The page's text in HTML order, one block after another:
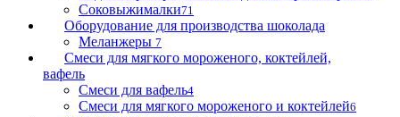
Соковыжималки71
Оборудование для производства шоколада
Меланжеры 7
Смеси для мягкого мороженого, коктейлей,
вафель
Смеси для вафель4
Смеси для мягкого мороженого и коктейлей6